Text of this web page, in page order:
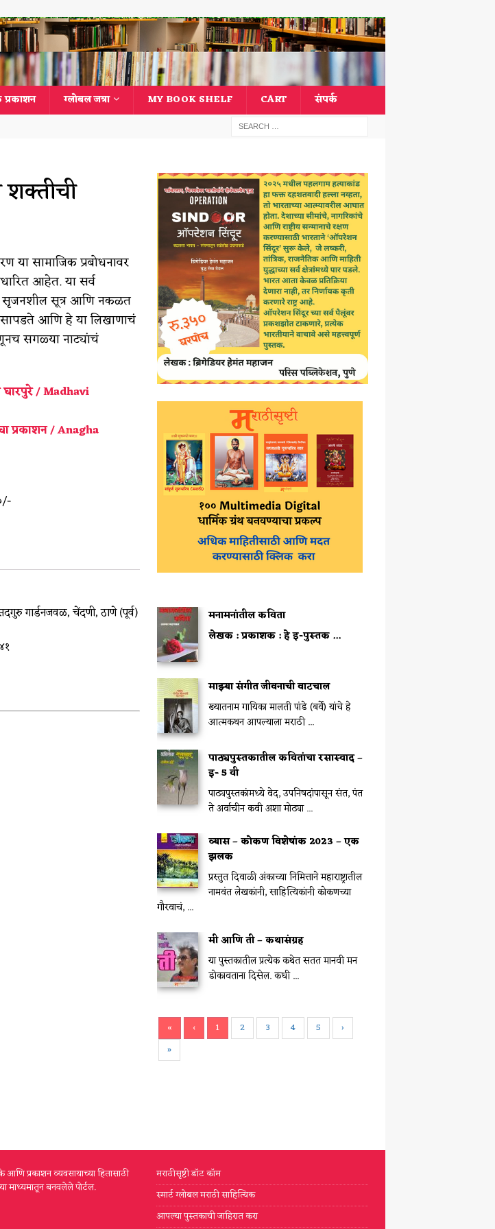
प्रकाशन ग्लोबल जत्रा MY BOOK SHELF CART संपर्क
शक्तीची
या सामाजिक प्रबोधनावर
आहेत. या सर्व
सृजनशील सूत्र आणि नकळत
आणि हे या लिखाणाचं
सगळ्या नाट्यांचं
घारपुरे / Madhavi
प्रकाशन / Anagha
गार्डनजवळ, चेंदणी, ठाणे (पूर्व)
मनामनांतील कविता
लेखक :प्रकाशक :हे इ-पुस्तक ...
माझ्या संगीत जीवनाची वाटचाल
ख्यातनाम गायिका मालती पांडे (बर्वे) यांचे हे
आत्मकथन आपल्याला मराठी ...
पाठ्यपुस्तकातील कवितांचा रसास्वाद –
इ- 5 वी
पाठ्यपुस्तकांमध्ये वेद, उपनिषदांपासून संत, पंत
ते अर्वाचीन कवी अशा मोठ्या ...
व्यास – कोकण विशेषांक 2023 – एक
झलक
प्रस्तुत दिवाळी अंकाच्या निमित्ताने महाराष्ट्रातील
नामवंत लेखकांनी, साहित्यिकांनी कोकणच्या
गौरवाचं, ...
मी आणि ती – कथासंग्रह
या पुस्तकातील प्रत्येक कथेत सतत मानवी मन
डोकावताना दिसेल. कधी ...
« ‹ 1 2 3 4 5
›
»
प्रकाशन व्यवसायाच्या हितासाठी
माध्यमातून बनवलेले पोर्टल.
मराठीसृष्टी डॉट कॉम
स्मार्ट ग्लोबल मराठी साहित्यिक
आपल्या पुस्तकाची जाहिरात करा